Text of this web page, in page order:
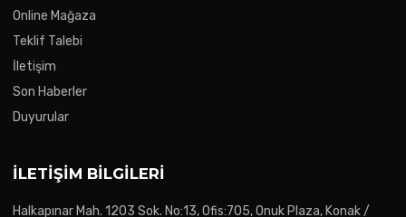
Online Mağaza
Teklif Talebi
İletişim
Son Haberler
Duyurular
İLETIŞIM BILGILERI
Halkapınar Mah. 1203 Sok. No:13, Ofis:705, Onuk Plaza, Konak /